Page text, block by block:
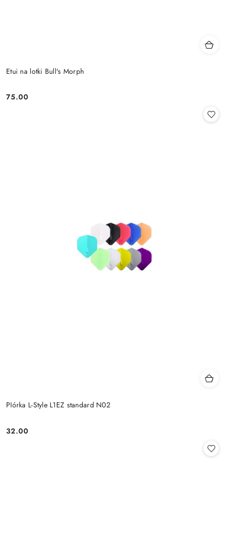
Etui na lotki Bull's Morph
Cena:
75.00
PIórka L-Style L1EZ standard N02
Cena:
32.00